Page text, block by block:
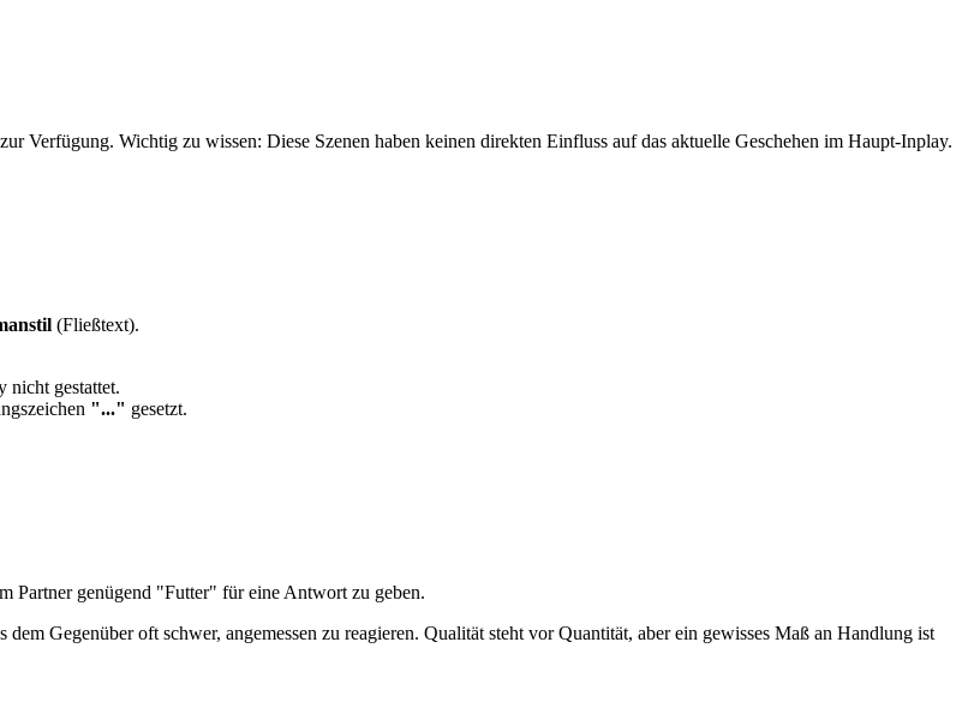
zur Verfügung. Wichtig zu wissen: Diese Szenen haben keinen direkten Einfluss auf das aktuelle Geschehen im Haupt-Inplay.
(Fließtext).
nicht gestattet.
"..." gesetzt.
Partner genügend "Futter" für eine Antwort zu geben.
Gegenüber oft schwer, angemessen zu reagieren. Qualität steht vor Quantität, aber ein gewisses Maß an Handlung ist